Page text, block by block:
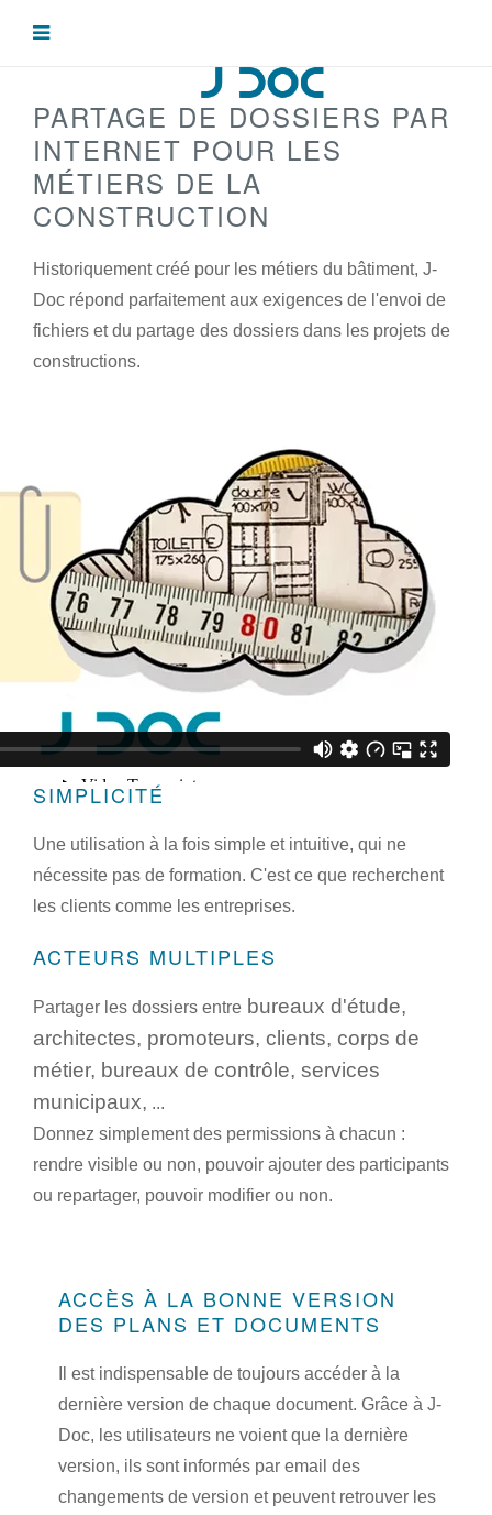
PARTAGE DE DOSSIERS PAR
INTERNET POUR LES
MÉTIERS DE LA
CONSTRUCTION
Historiquement créé pour les métiers du bâtiment, J-
Doc répond parfaitement aux exigences de l'envoi de
fichiers et du partage des dossiers dans les projets de
constructions.
SIMPLICITÉ
Une utilisation à la fois simple et intuitive, qui ne
nécessite pas de formation. C'est ce que recherchent
les clients comme les entreprises.
ACTEURS MULTIPLES
Partager les dossiers entre bureaux d'étude,
architectes, promoteurs, clients, corps de
métier, bureaux de contrôle, services
municipaux, ...
Donnez simplement des permissions à chacun :
rendre visible ou non, pouvoir ajouter des participants
ou repartager, pouvoir modifier ou non.
ACCÈS À LA BONNE VERSION
DES PLANS ET DOCUMENTS
Il est indispensable de toujours accéder à la
dernière version de chaque document. Grâce à J-
Doc, les utilisateurs ne voient que la dernière
version, ils sont informés par email des
changements de version et peuvent retrouver les